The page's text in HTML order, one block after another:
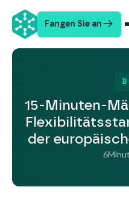
Fangen Sie an
15-Minuten-
der
6